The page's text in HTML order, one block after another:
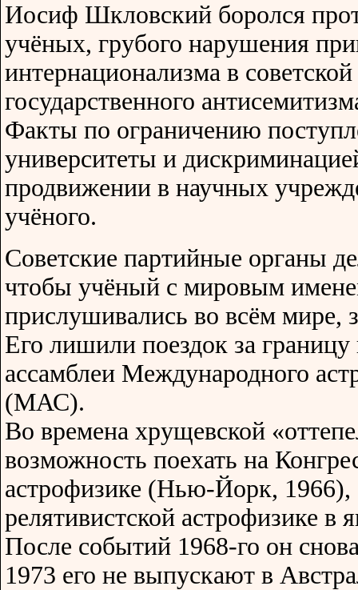
Иосиф Шкловский боролся
учёных, грубого нарушения
интернационализма в
государственного
Факты по ограничению
университеты и
продвижении в научных
учёного.
Советские партийные органы
чтобы учёный с мировым
прислушивались во всём мире,
Его лишили поездок за
ассамблеи Международного
(МАС).
Во времена хрущевской
возможность поехать на
астрофизике (Нью-Йорк,
релятивистской астрофизике
После событий 1968-го он
1973 его не выпускают в